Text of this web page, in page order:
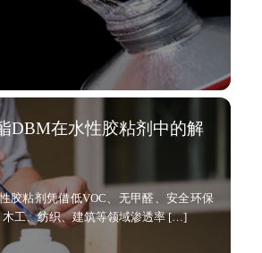
DBM在水性胶粘剂中的解
胶粘剂凭借低VOC、无甲醛、安全环保
木工、纺织、建筑等领域渗透率 […]